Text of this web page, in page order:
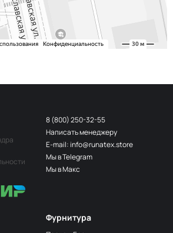
2400000683254
МП-20-203/3
МП-20-198
МП-20-203/2
МП-20-245
Фурнитура
8 (800) 250-32-55
Написать менеджеру
E-mail: info@runatex.store
Мы в Telegram
Мы в Макс